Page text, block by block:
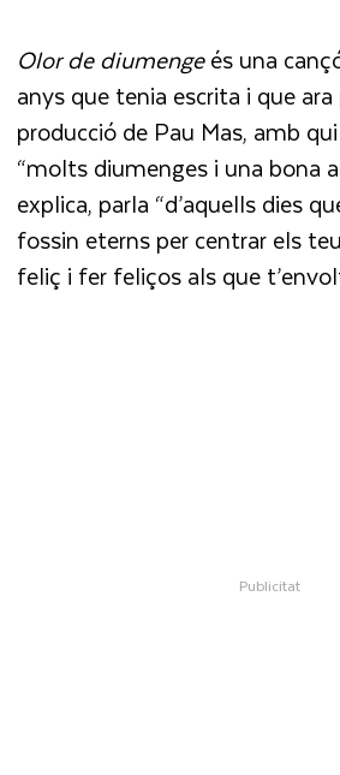
Olor de diumengeés una
anys que tenia escrita i que
producció de Pau Mas, amb
“molts diumenges i una bona
explica, parla “d’aquells dies
fossin eterns per centrar els
feliç i fer feliços als que